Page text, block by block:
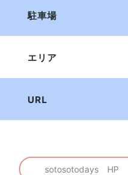
駐車場
エリア
URL
sotosotodays HP